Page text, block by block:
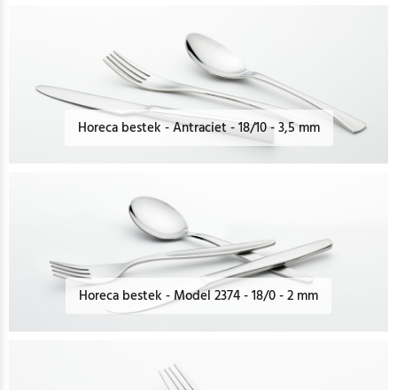
Horeca bestek - Antraciet - 18/10 - 3,5 mm
Horeca bestek - Model 2374 - 18/0 - 2 mm